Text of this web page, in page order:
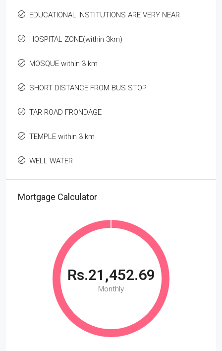
EDUCATIONAL INSTITUTIONS ARE VERY NEAR
HOSPITAL ZONE(within 3km)
MOSQUE within 3 km
SHORT DISTANCE FROM BUS STOP
TAR ROAD FRONDAGE
TEMPLE within 3 km
WELL WATER
Mortgage Calculator
Rs.21,452.69
Monthly